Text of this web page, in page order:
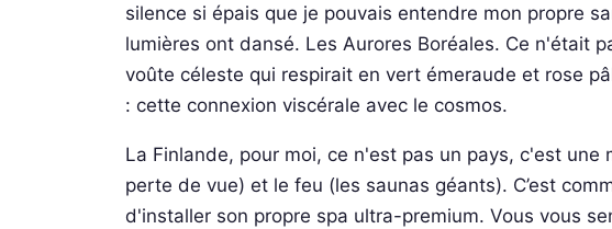
silence si épais que je pouvais entendre mon propre
lumières ont dansé. Les Aurores Boréales. Ce n'était
voûte céleste qui respirait en vert émeraude et rose
: cette connexion viscérale avec le cosmos.
La Finlande, pour moi, ce n'est pas un pays, c'est une
perte de vue) et le feu (les saunas géants). C’est
d'installer son propre spa ultra-premium. Vous vous